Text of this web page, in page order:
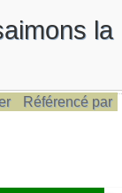
la
Référencé par